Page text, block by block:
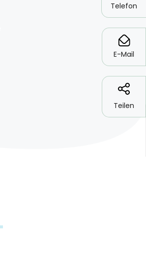
Telefon
E-Mail
Teilen